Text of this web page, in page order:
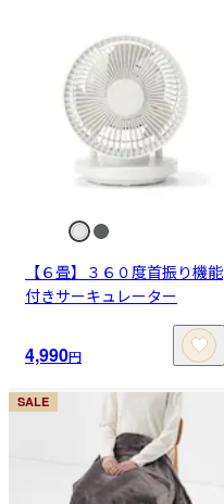
【６畳】３６０度首振り機能
付きサーキュレーター
4,990円
SALE